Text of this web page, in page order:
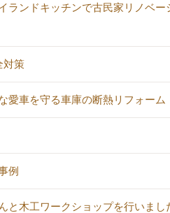
ンドキッチンで古民家リノベー
対策
愛車を守る車庫の断熱リフォーム
例
と木工ワークショップを行いまし